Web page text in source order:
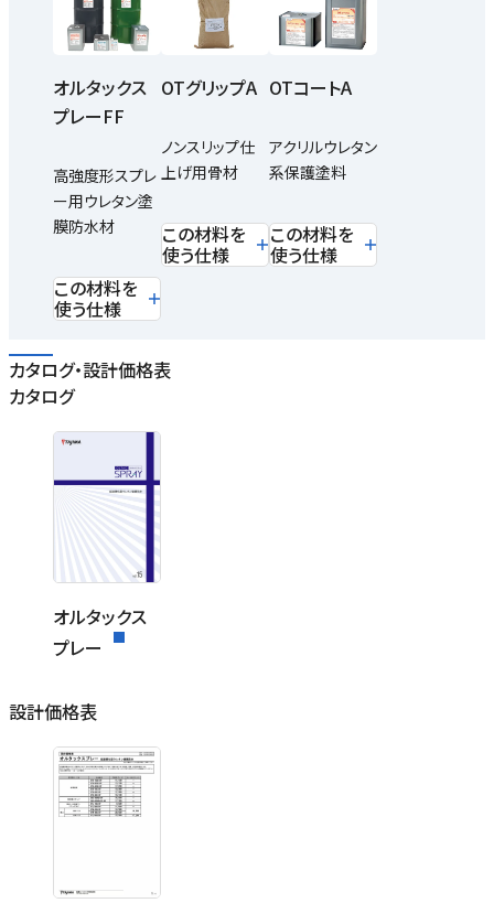
オルタックス
プレーFF
高強度形スプレ
ー用ウレタン塗
膜防水材
この材料を
使う仕様
OTグリップA
ノンスリップ仕
上げ用骨材
この材料を
使う仕様
OTコートA
アクリルウレタン
系保護塗料
この材料を
使う仕様
カタログ・設計価格表
カタログ
オルタックス
プレー
設計価格表